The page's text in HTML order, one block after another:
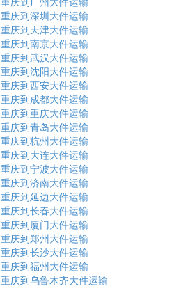
重庆到深圳大件运输
重庆到天津大件运输
重庆到南京大件运输
重庆到武汉大件运输
重庆到沈阳大件运输
重庆到西安大件运输
重庆到成都大件运输
重庆到重庆大件运输
重庆到青岛大件运输
重庆到杭州大件运输
重庆到大连大件运输
重庆到宁波大件运输
重庆到济南大件运输
重庆到延边大件运输
重庆到长春大件运输
重庆到厦门大件运输
重庆到郑州大件运输
重庆到长沙大件运输
重庆到福州大件运输
重庆到乌鲁木齐大件运输